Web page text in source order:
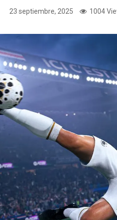
23 septiembre, 2025 1004